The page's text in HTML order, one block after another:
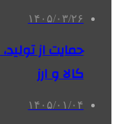
۱۴۰۵/۰۳/۲۶
حمایت از
کالا و ارز
۱۴۰۵/۰۱/۰۴